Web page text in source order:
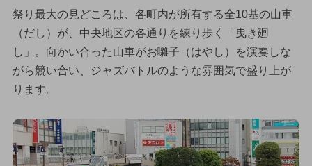
祭り最大の見どころは、各町内が所有する全10基の山車
（だし）が、中央地区の各通りを練り歩く「曳き廻
し」。向かい合った山車がお囃子（はやし）を演奏しな
がら競い合い、ジャズバトルのような雰囲気で盛り上が
ります。